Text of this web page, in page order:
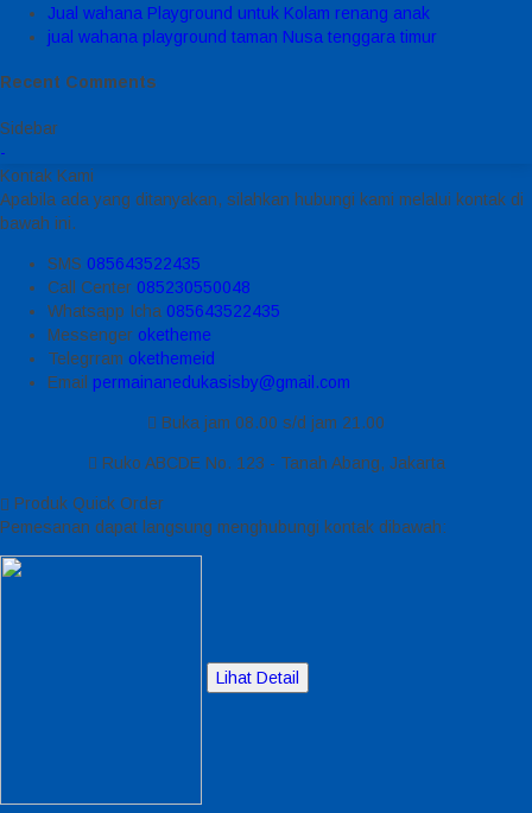
Jual wahana Playground untuk Kolam renang anak
jual wahana playground taman Nusa tenggara timur
Recent Comments
Sidebar
-
Kontak Kami
Apabila ada yang ditanyakan, silahkan hubungi kami melalui kontak di
bawah ini.
SMS 085643522435
Call Center 085230550048
Whatsapp Icha 085643522435
Messenger oketheme
Telegrram okethemeid
Email permainanedukasisby@gmail.com
Buka jam 08.00 s/d jam 21.00
Ruko ABCDE No. 123 - Tanah Abang, Jakarta
Produk Quick Order
Pemesanan dapat langsung menghubungi kontak dibawah:
Lihat Detail